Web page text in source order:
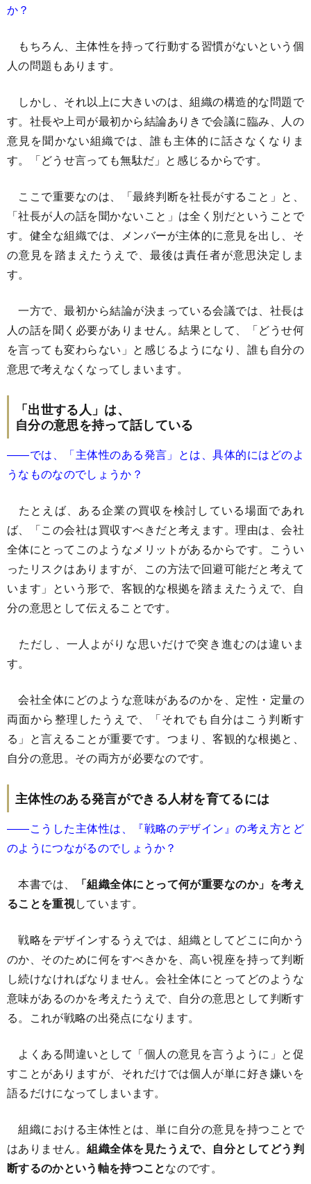
か？
もちろん、主体性を持って行動する習慣がないという個
人の問題もあります。
しかし、それ以上に大きいのは、組織の構造的な問題で
す。社長や上司が最初から結論ありきで会議に臨み、人の
意見を聞かない組織では、誰も主体的に話さなくなりま
す。「どうせ言っても無駄だ」と感じるからです。
ここで重要なのは、「最終判断を社長がすること」と、
「社長が人の話を聞かないこと」は全く別だということで
す。健全な組織では、メンバーが主体的に意見を出し、そ
の意見を踏まえたうえで、最後は責任者が意思決定しま
す。
一方で、最初から結論が決まっている会議では、社長は
人の話を聞く必要がありません。結果として、「どうせ何
を言っても変わらない」と感じるようになり、誰も自分の
意思で考えなくなってしまいます。
「出世する人」は、
自分の意思を持って話している
――では、「主体性のある発言」とは、具体的にはどのよ
うなものなのでしょうか？
たとえば、ある企業の買収を検討している場面であれ
ば、「この会社は買収すべきだと考えます。理由は、会社
全体にとってこのようなメリットがあるからです。こうい
ったリスクはありますが、この方法で回避可能だと考えて
います」という形で、客観的な根拠を踏まえたうえで、自
分の意思として伝えることです。
ただし、一人よがりな思いだけで突き進むのは違いま
す。
会社全体にどのような意味があるのかを、定性・定量の
両面から整理したうえで、「それでも自分はこう判断す
る」と言えることが重要です。つまり、客観的な根拠と、
自分の意思。その両方が必要なのです。
主体性のある発言ができる人材を育てるには
――こうした主体性は、『戦略のデザイン』の考え方とど
のようにつながるのでしょうか？
本書では、
「組織全体にとって何が重要なのか」を考え
ることを重視しています。
戦略をデザインするうえでは、組織としてどこに向かう
のか、そのために何をすべきかを、高い視座を持って判断
し続けなければなりません。会社全体にとってどのような
意味があるのかを考えたうえで、自分の意思として判断す
る。これが戦略の出発点になります。
よくある間違いとして「個人の意見を言うように」と促
すことがありますが、それだけでは個人が単に好き嫌いを
語るだけになってしまいます。
組織における主体性とは、単に自分の意見を持つことで
はありません。組織全体を見たうえで、自分としてどう判
断するのかという軸を持つことなのです。